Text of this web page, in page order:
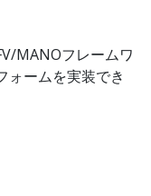
MANOフレームワ
ォームを実装でき